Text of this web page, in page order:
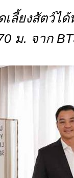
เลี้ยงสัตว์ไ
ม. จาก